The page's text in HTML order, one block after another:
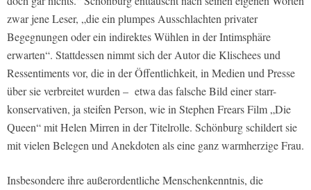
zwar jene Leser, „die ein plumpes Ausschlachten privater
Begegnungen oder ein indirektes Wühlen in der Intimsphäre
erwarten“. Stattdessen nimmt sich der Autor die Klischees und
Ressentiments vor, die in der Öffentlichkeit, in Medien und Presse
über sie verbreitet wurden – etwa das falsche Bild einer starr-
konservativen, ja steifen Person, wie in Stephen Frears Film „Die
Queen“ mit Helen Mirren in der Titelrolle. Schönburg schildert sie
mit vielen Belegen und Anekdoten als eine ganz warmherzige Frau.
Insbesondere ihre außerordentliche Menschenkenntnis, die